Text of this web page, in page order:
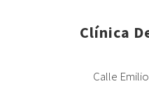
Clínica
Calle